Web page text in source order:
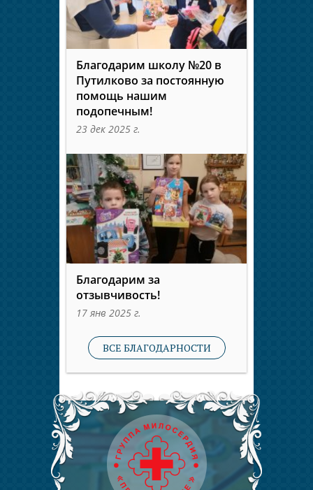
Благодарим школу №20 в
Путилково за постоянную
помощь нашим
подопечным!
23 дек 2025 г.
Благодарим за
отзывчивость!
17 янв 2025 г.
ВСЕ БЛАГОДАРНОСТИ